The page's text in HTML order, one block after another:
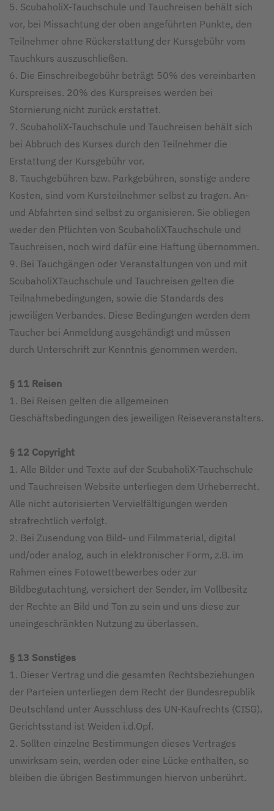
5. ScubaholiX-Tauchschule und Tauchreisen behält sich
vor, bei Missachtung der oben angeführten Punkte, den
Teilnehmer ohne Rückerstattung der Kursgebühr vom
Tauchkurs auszuschließen.
6. Die Einschreibegebühr beträgt 50% des vereinbarten
Kurspreises. 20% des Kurspreises werden bei
Stornierung nicht zurück erstattet.
7. ScubaholiX-Tauchschule und Tauchreisen behält sich
bei Abbruch des Kurses durch den Teilnehmer die
Erstattung der Kursgebühr vor.
8. Tauchgebühren bzw. Parkgebühren, sonstige andere
Kosten, sind vom Kursteilnehmer selbst zu tragen. An-
und Abfahrten sind selbst zu organisieren. Sie obliegen
weder den Pflichten von ScubaholiXTauchschule und
Tauchreisen, noch wird dafür eine Haftung übernommen.
9. Bei Tauchgängen oder Veranstaltungen von und mit
ScubaholiXTauchschule und Tauchreisen gelten die
Teilnahmebedingungen, sowie die Standards des
jeweiligen Verbandes. Diese Bedingungen werden dem
Taucher bei Anmeldung ausgehändigt und müssen
durch Unterschrift zur Kenntnis genommen werden.
§ 11 Reisen
1. Bei Reisen gelten die allgemeinen
Geschäftsbedingungen des jeweiligen Reiseveranstalters.
§ 12 Copyright
1. Alle Bilder und Texte auf der ScubaholiX-Tauchschule
und Tauchreisen Website unterliegen dem Urheberrecht.
Alle nicht autorisierten Vervielfältigungen werden
strafrechtlich verfolgt.
2. Bei Zusendung von Bild- und Filmmaterial, digital
und/oder analog, auch in elektronischer Form, z.B. im
Rahmen eines Fotowettbewerbes oder zur
Bildbegutachtung, versichert der Sender, im Vollbesitz
der Rechte an Bild und Ton zu sein und uns diese zur
uneingeschränkten Nutzung zu überlassen.
§ 13 Sonstiges
1. Dieser Vertrag und die gesamten Rechtsbeziehungen
der Parteien unterliegen dem Recht der Bundesrepublik
Deutschland unter Ausschluss des UN-Kaufrechts (CISG).
Gerichtsstand ist Weiden i.d.Opf.
2. Sollten einzelne Bestimmungen dieses Vertrages
unwirksam sein, werden oder eine Lücke enthalten, so
bleiben die übrigen Bestimmungen hiervon unberührt.